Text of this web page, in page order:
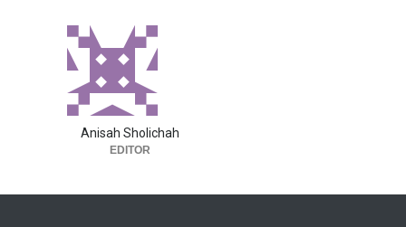
Anisah Sholichah
EDITOR